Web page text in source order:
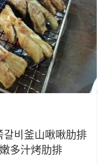
갈비釜山啾啾肋排
多汁烤肋排